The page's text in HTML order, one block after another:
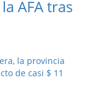
AFA tras